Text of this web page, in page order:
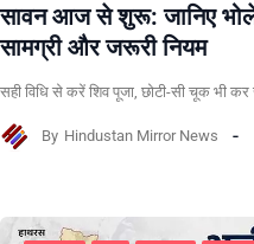
सावन आज से शुरू: जानिए
सामग्री और जरूरी नियम
सही विधि से करें शिव पूजा, छोटी-सी चूक भी
By Hindustan Mirror News